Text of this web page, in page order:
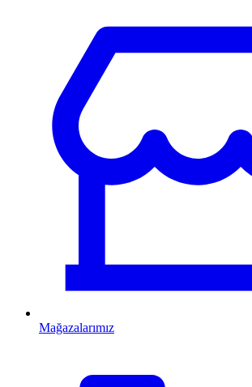
Mağazalarımız